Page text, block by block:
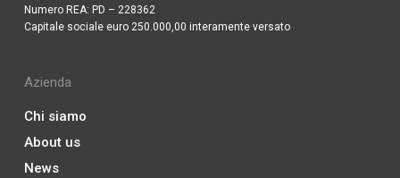
Numero REA: PD – 228362
Capitale sociale euro 250.000,00 interamente versato
Azienda
Chi siamo
About us
News